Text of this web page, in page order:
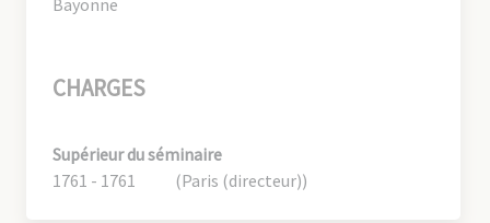
CHARGES
Supérieur du séminaire
1761 - 1761
(Paris (directeur))